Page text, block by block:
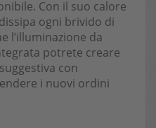
Con il suo calore
ogni brivido di
l’illuminazione da
potrete creare
con
i nuovi ordini